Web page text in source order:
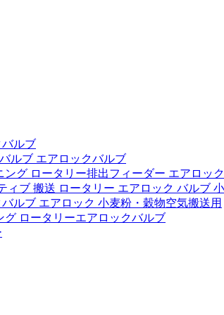
ルブ
ルブ エアロックバルブ
グ ロータリー排出フィーダー エアロッ
ィブ 搬送 ロータリー エアロック バルブ
ルブ エアロック 小麦粉・穀物空気搬送用
ロータリーエアロックバルブ